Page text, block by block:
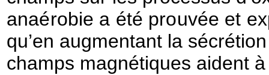
anaérobie a été prouvée et
qu’en augmentant la
champs magnétiques aident